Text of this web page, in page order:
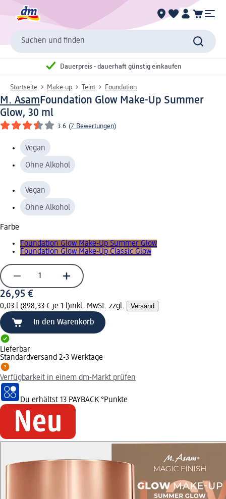
Suchen und finden
Dauerpreis - dauerhaft günstig einkaufen
Startseite Make-up Teint Foundation
M. AsamFoundation Glow Make-Up Summer
Glow, 30 ml
3.6 (7 Bewertungen)
Vegan
Ohne Alkohol
Vegan
Ohne Alkohol
Farbe
Foundation Glow Make-Up Summer Glow
Foundation Glow Make-Up Classic Glow
26,95 €
0,03 l (898,33 € je 1 l)inkl. MwSt. zzgl. Versand
In den Warenkorb
Lieferbar
Standardversand 2-3 Werktage
Verfügbarkeit in einem dm-Markt prüfen
Du erhältst 13 PAYBACK °Punkte